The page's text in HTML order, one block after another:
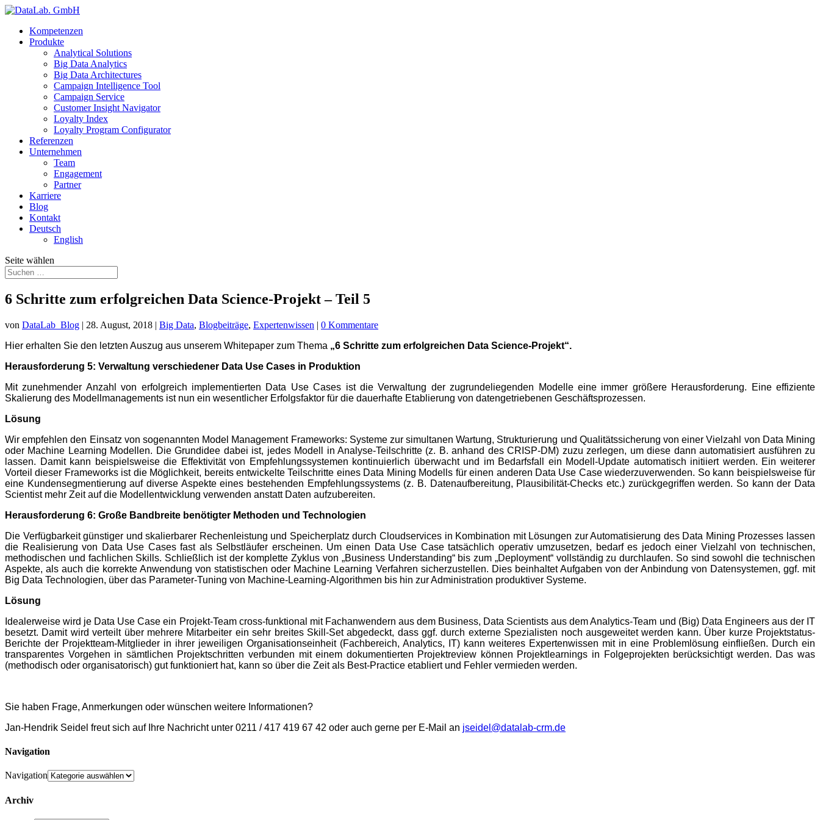
Kompetenzen
Produkte
Analytical Solutions
Big Data Analytics
Big Data Architectures
Campaign Intelligence Tool
Campaign Service
Customer Insight Navigator
Loyalty Index
Loyalty Program Configurator
Referenzen
Unternehmen
Team
Engagement
Partner
Karriere
Blog
Kontakt
Deutsch
English
Seite wählen
6 Schritte zum erfolgreichen Data Science-Projekt – Teil 5
von DataLab_Blog | 28. August, 2018 | Big Data, Blogbeiträge, Expertenwissen | 0 Kommentare
Hier erhalten Sie den letzten Auszug aus unserem Whitepaper zum Thema „6 Schritte zum erfolgreichen Data Science-Projekt“.
Herausforderung 5: Verwaltung verschiedener Data Use Cases in Produktion
Mit zunehmender Anzahl von erfolgreich implementierten Data Use Cases ist die Verwaltung der zugrundeliegenden Modelle eine immer größere Herausforderung. Eine effiziente
Skalierung des Modellmanagements ist nun ein wesentlicher Erfolgsfaktor für die dauerhafte Etablierung von datengetriebenen Geschäftsprozessen.
Lösung
Wir empfehlen den Einsatz von sogenannten Model Management Frameworks: Systeme zur simultanen Wartung, Strukturierung und Qualitätssicherung von einer Vielzahl von Data Mining
oder Machine Learning Modellen. Die Grundidee dabei ist, jedes Modell in Analyse-Teilschritte (z. B. anhand des CRISP-DM) zuzu zerlegen, umdiese dann automatisiert ausführen zu
lassen. Damit kann beispielsweise die Effektivität von Empfehlungssystemen kontinuierlich überwacht und im Bedarfsfall ein Modell-Update automatisch initiiert werden. Ein weiterer
Vorteil dieser Frameworks ist die Möglichkeit, bereits entwickelte Teilschritte eines Data Mining Modells für einen anderen Data Use Case wiederzuverwenden. So kann beispielsweise für
eine Kundensegmentierung auf diverse Aspekte eines bestehenden Empfehlungssystems (z. B. Datenaufbereitung, Plausibilität-Checks etc.) zurückgegriffen werden. So kann der Data
Scientist mehr Zeit auf die Modellentwicklung verwenden anstatt Daten aufzubereiten.
Herausforderung 6: Große Bandbreite benötigter Methoden und Technologien
Die Verfügbarkeit günstiger und skalierbarer Rechenleistung und Speicherplatz durch Cloudservices in Kombination mit Lösungen zur Automatisierung des Data Mining Prozesses lassen
die Realisierung von Data Use Cases fast als Selbstläufer erscheinen. Um einen Data Use Case tatsächlich operativ umzusetzen, bedarf es jedoch einer Vielzahl von technischen,
methodischen und fachlichen Skills. Schließlich ist der komplette Zyklus von „Business Understanding“ bis zum „Deployment“ vollständig zu durchlaufen. So sind sowohl die technischen
Aspekte, als auch die korrekte Anwendung von statistischen oder Machine Learning Verfahren sicherzustellen. Dies beinhaltet Aufgaben von der Anbindung von Datensystemen, ggf. mit
Big Data Technologien, über das Parameter-Tuning von Machine-Learning-Algorithmen bis hin zur Administration produktiver Systeme.
Lösung
Idealerweise wird je Data Use Case ein Projekt-Team cross-funktional mit Fachanwendern aus dem Business, Data Scientists aus dem Analytics-Team und (Big) Data Engineers aus der IT
besetzt. Damit wird verteilt über mehrere Mitarbeiter ein sehr breites Skill-Set abgedeckt, dass ggf. durch externe Spezialisten noch ausgeweitet werden kann. Über kurze Projektstatus-
Berichte der Projektteam-Mitglieder in ihrer jeweiligen Organisationseinheit (Fachbereich, Analytics, IT) kann weiteres Expertenwissen mit in eine Problemlösung einfließen. Durch ein
transparentes Vorgehen in sämtlichen Projektschritten verbunden mit einem dokumentierten Projektreview können Projektlearnings in Folgeprojekten berücksichtigt werden. Das was
(methodisch oder organisatorisch) gut funktioniert hat, kann so über die Zeit als Best-Practice etabliert und Fehler vermieden werden.
Sie haben Frage, Anmerkungen oder wünschen weitere Informationen?
Jan-Hendrik Seidel freut sich auf Ihre Nachricht unter 0211 / 417 419 67 42 oder auch gerne per E-Mail an jseidel@datalab-crm.de
Navigation
Navigation
Archiv